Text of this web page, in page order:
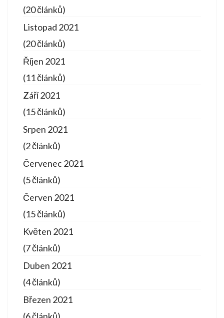
(20 článků)
Listopad 2021
(20 článků)
Říjen 2021
(11 článků)
Září 2021
(15 článků)
Srpen 2021
(2 článků)
Červenec 2021
(5 článků)
Červen 2021
(15 článků)
Květen 2021
(7 článků)
Duben 2021
(4 článků)
Březen 2021